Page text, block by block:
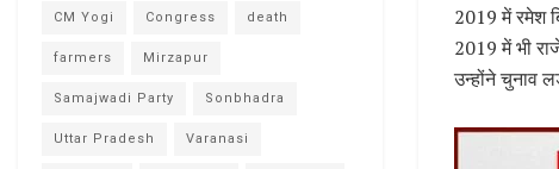
2019 में रमेश
2019 में भी
उन्होंने चुनाव
CM Yogi Congress death
farmers Mirzapur
Samajwadi Party Sonbhadra
Uttar Pradesh Varanasi